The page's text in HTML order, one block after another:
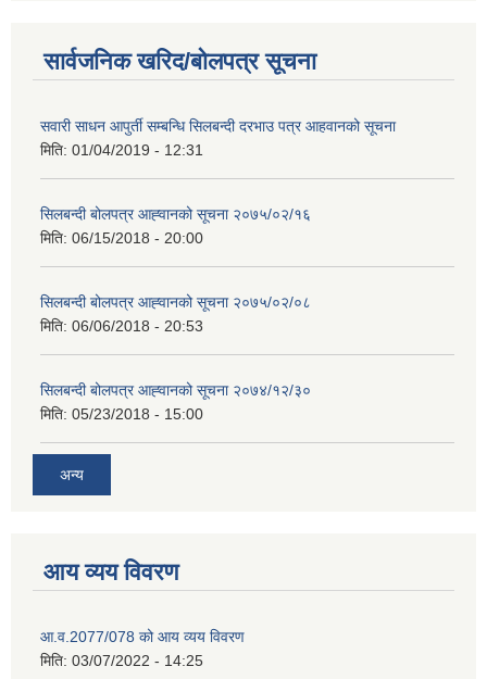
सार्वजनिक खरिद/बोलपत्र सूचना
सवारी साधन आपुर्ती सम्बन्धि सिलबन्दी दरभाउ पत्र आहवानको सूचना
मिति: 01/04/2019 - 12:31
सिलबन्दी बोलपत्र आह्‍वानको सूचना २०७५/०२/१६
मिति: 06/15/2018 - 20:00
सिलबन्दी बोलपत्र आह्‍वानको सूचना २०७५/०२/०८
मिति: 06/06/2018 - 20:53
सिलबन्दी बोलपत्र आह्‍वानको सूचना २०७४/१२/३०
मिति: 05/23/2018 - 15:00
अन्य
आय व्यय विवरण
आ.व.2077/078 को आय व्यय विवरण
मिति: 03/07/2022 - 14:25